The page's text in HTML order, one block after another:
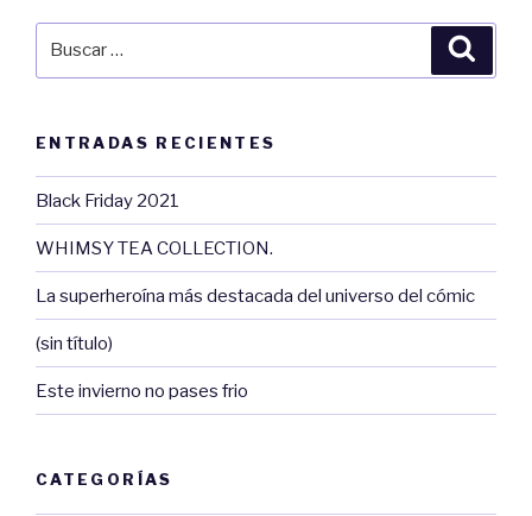
ENTRADAS RECIENTES
Black Friday 2021
WHIMSY TEA COLLECTION.
La superheroína más destacada del universo del cómic
(sin título)
Este invierno no pases frio
CATEGORÍAS